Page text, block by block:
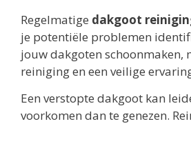
Regelmatige dakgoot
je potentiële problemen
jouw dakgoten schoonmaken,
reiniging en een veilige
Een verstopte dakgoot kan
voorkomen dan te genezen.